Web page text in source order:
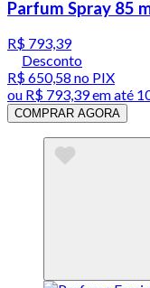
Parfum Spray 85
R$ 793,39
Desconto
R$ 650,58 no PIX
ou R$ 793,39em até
COMPRAR AGORA